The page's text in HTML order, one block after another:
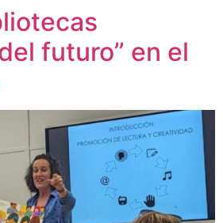
futuro” en el